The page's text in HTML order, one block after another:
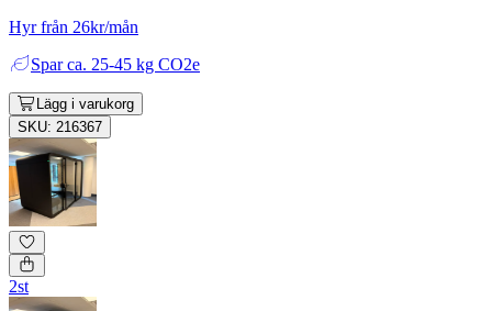
Hyr från 26kr/mån
Spar ca. 25-45 kg CO2e
Lägg i varukorg
SKU: 216367
2st